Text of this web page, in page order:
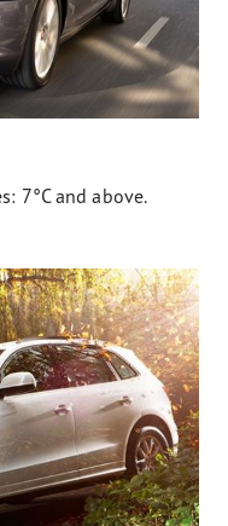
7°C and above.